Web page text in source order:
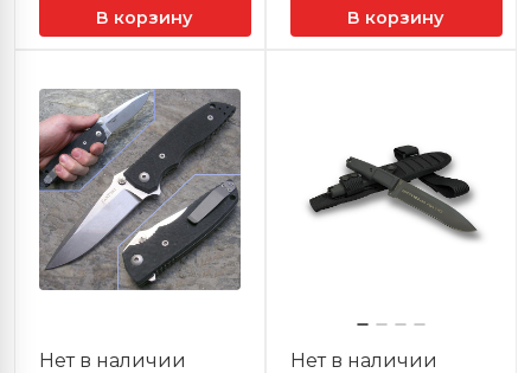
В корзину В корзину
Нет в наличии Нет в наличии